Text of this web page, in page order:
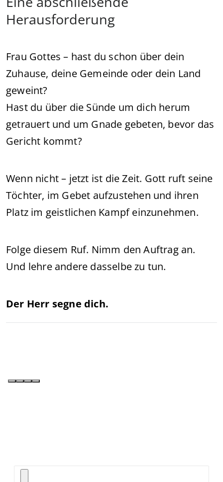
Herausforderung
Frau Gottes – hast du schon über dein
Zuhause, deine Gemeinde oder dein Land
geweint?
Hast du über die Sünde um dich herum
getrauert und um Gnade gebeten, bevor das
Gericht kommt?
Wenn nicht – jetzt ist die Zeit. Gott ruft seine
Töchter, im Gebet aufzustehen und ihren
Platz im geistlichen Kampf einzunehmen.
Folge diesem Ruf. Nimm den Auftrag an.
Und lehre andere dasselbe zu tun.
Der Herr segne dich.